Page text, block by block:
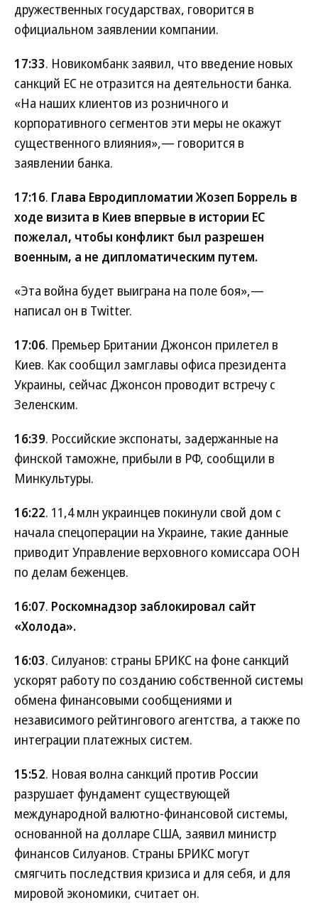
дружественных государствах, говорится в
официальном заявлении компании.
17:33. Новикомбанк заявил, что введение новых
санкций ЕС не отразится на деятельности банка.
«На наших клиентов из розничного и
корпоративного сегментов эти меры не окажут
существенного влияния»,— говорится в
заявлении банка.
17:16. Глава Евродипломатии Жозеп Боррель в
ходе визита в Киев впервые в истории ЕС
пожелал, чтобы конфликт был разрешен
военным, а не дипломатическим путем.
«Эта война будет выиграна на поле боя»,—
написал он в Twitter.
17:06. Премьер Британии Джонсон прилетел в
Киев. Как сообщил замглавы офиса президента
Украины, сейчас Джонсон проводит встречу с
Зеленским.
16:39. Российские экспонаты, задержанные на
финской таможне, прибыли в РФ, сообщили в
Минкультуры.
16:22. 11,4 млн украинцев покинули свой дом с
начала спецоперации на Украине, такие данные
приводит Управление верховного комиссара ООН
по делам беженцев.
16:07. Роскомнадзор заблокировал сайт
«Холода».
16:03. Силуанов: страны БРИКС на фоне санкций
ускорят работу по созданию собственной системы
обмена финансовыми сообщениями и
независимого рейтингового агентства, а также по
интеграции платежных систем.
15:52. Новая волна санкций против России
разрушает фундамент существующей
международной валютно-финансовой системы,
основанной на долларе США, заявил министр
финансов Силуанов. Страны БРИКС могут
смягчить последствия кризиса и для себя, и для
мировой экономики, считает он.